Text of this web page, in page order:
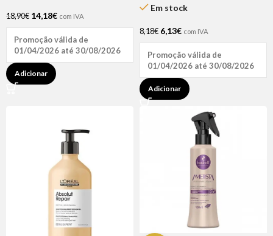
18,90€ 14,18€ com IVA
Promoção válida de
01/04/2026 até 30/08/2026
Adicionar
Em stock
8,18€ 6,13€ com IVA
Promoção válida de
01/04/2026 até 30/08/2026
Adicionar